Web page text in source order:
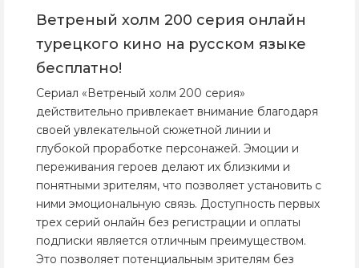
Ветреный холм 200 серия онлайн
турецкого кино на русском языке
бесплатно!
Сериал «Ветреный холм 200 серия»
действительно привлекает внимание благодаря
своей увлекательной сюжетной линии и
глубокой проработке персонажей. Эмоции и
переживания героев делают их близкими и
понятными зрителям, что позволяет установить с
ними эмоциональную связь. Доступность первых
трех серий онлайн без регистрации и оплаты
подписки является отличным преимуществом.
Это позволяет потенциальным зрителям без